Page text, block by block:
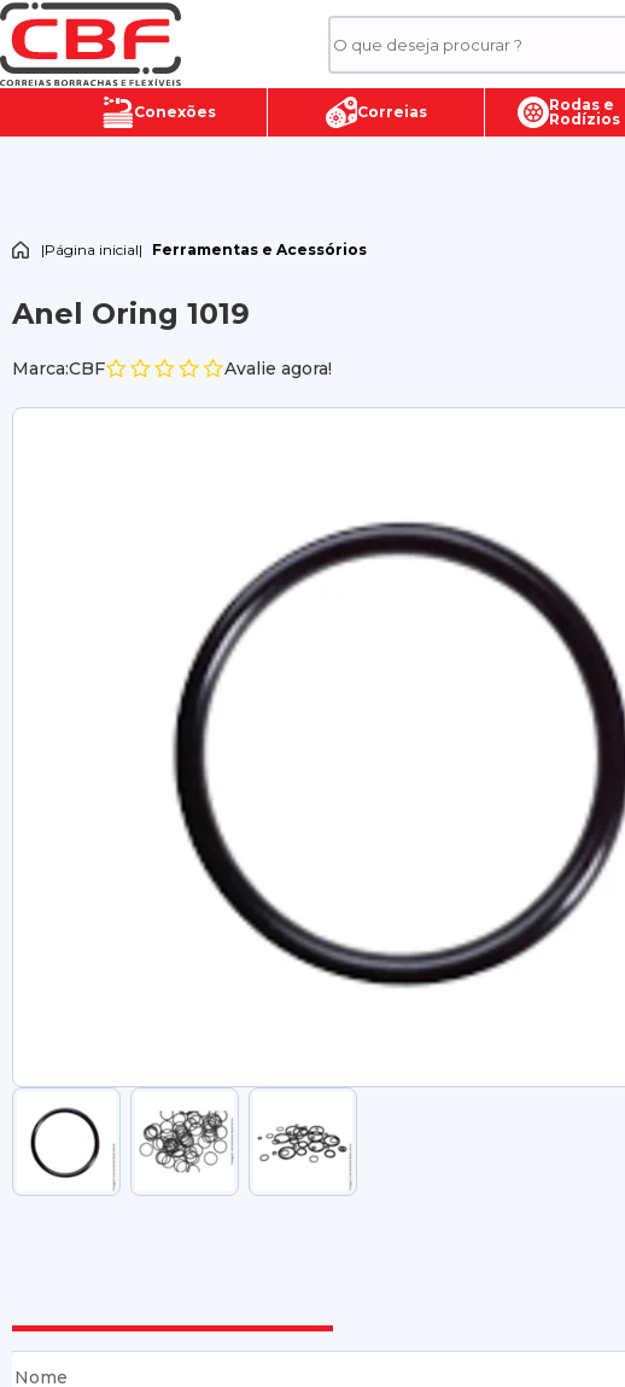
Conexões Correias
Rodas e
Rodízios
|Página inicial| Ferramentas e Acessórios
Anel Oring 1019
Marca:CBF Avalie agora!